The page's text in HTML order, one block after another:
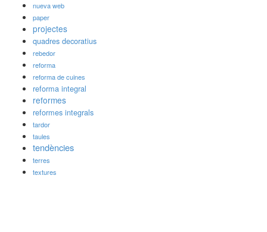
nueva web
paper
projectes
quadres decoratius
rebedor
reforma
reforma de cuines
reforma integral
reformes
reformes integrals
tardor
taules
tendències
terres
textures